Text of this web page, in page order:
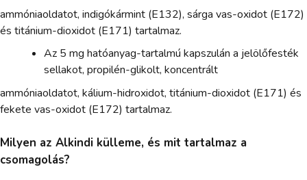
ammóniaoldatot, indigókármint (E132), sárga vas-oxidot (E172)
és titánium-dioxidot (E171) tartalmaz.
Az 5 mg hatóanyag-tartalmú kapszulán a jelölőfesték
sellakot, propilén-glikolt, koncentrált
ammóniaoldatot, kálium-hidroxidot, titánium-dioxidot (E171) és
fekete vas-oxidot (E172) tartalmaz.
Milyen az Alkindi külleme, és mit tartalmaz a
csomagolás?